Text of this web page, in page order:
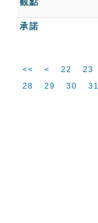
承諾
<< < 22 23
28
29 30 31